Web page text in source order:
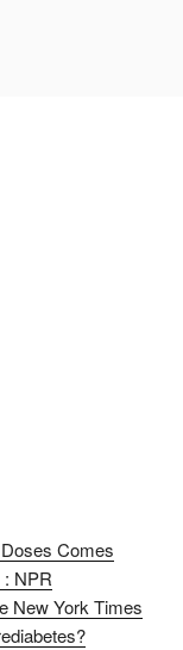
Comes
NPR
New York Times